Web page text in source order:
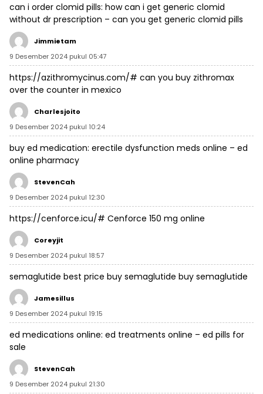
can i order clomid pills: how can i get generic clomid
without dr prescription – can you get generic clomid pills
Jimmietam
9 Desember 2024 pukul 05:47
https://azithromycinus.com/# can you buy zithromax
over the counter in mexico
Charlesjoito
9 Desember 2024 pukul 10:24
buy ed medication: erectile dysfunction meds online – ed
online pharmacy
StevenCah
9 Desember 2024 pukul 12:30
https://cenforce.icu/# Cenforce 150 mg online
Coreyjit
9 Desember 2024 pukul 18:57
semaglutide best price buy semaglutide buy semaglutide
Jamesillus
9 Desember 2024 pukul 19:15
ed medications online: ed treatments online – ed pills for
sale
StevenCah
9 Desember 2024 pukul 21:30